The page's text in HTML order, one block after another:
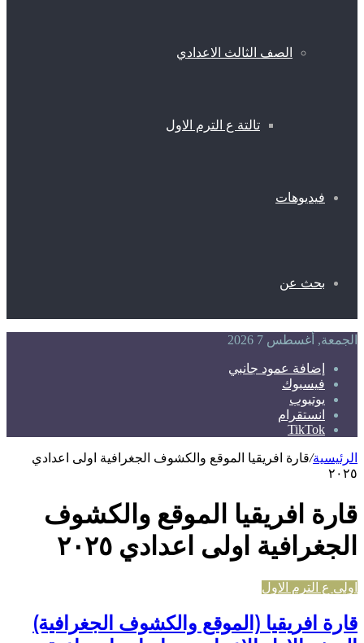
الصف الثالث الاعدادي
تالتة ع الترم الاول
فيديوهات
بحث عن
الجمعة, أغسطس 7 2026
إضافة عمود جانبي
فيسبوك
يوتيوب
انستقرام
TikTok
الرئيسية/قارة افريقيا الموقع والكشوف الجغرافية اولى اعدادي
٢٠٢٥
قارة افريقيا الموقع والكشوف
الجغرافية اولى اعدادي ٢٠٢٥
اولى ع الترم الاول
قارة افريقيا (الموقع والكشوف الجغرافية)